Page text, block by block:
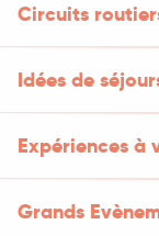
Circuits
Idées de
Expériences à
Grands